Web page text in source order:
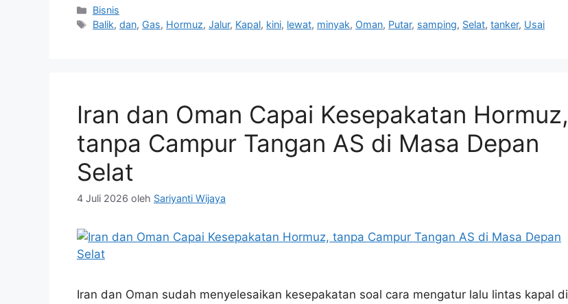
Kategori
Bisnis
Tag
Balik,dan, Gas, Hormuz,Jalur, Kapal, kini, lewat, minyak, Oman, Putar, samping, Selat,tanker, Usai
Iran dan Oman Capai Kesepakatan Hormuz,
tanpa Campur Tangan AS di Masa Depan
Selat
4 Juli 2026 oleh Sariyanti Wijaya
Iran dan Oman sudah menyelesaikan kesepakatan soal cara mengatur lalu lintas kapal di